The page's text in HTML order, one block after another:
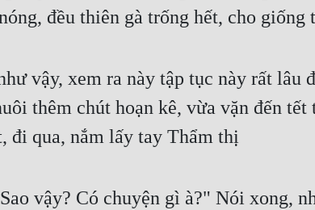
đều thiên gà trống hết, cho
vậy, xem ra này tập tục này rất lâu
thêm chút hoạn kê, vừa vặn đến
đi qua, nắm lấy tay Thẩm thị
vậy? Có chuyện gì à?" Nói xong,